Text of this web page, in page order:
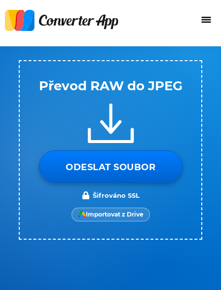
Převod RAW do JPEG
ODESLAT SOUBOR
Šifrováno SSL
Importovat z Drive